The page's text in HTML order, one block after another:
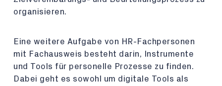
organisieren.
Eine weitere Aufgabe von HR-Fachpersonen
mit Fachausweis besteht darin, Instrumente
und Tools für personelle Prozesse zu finden.
Dabei geht es sowohl um digitale Tools als